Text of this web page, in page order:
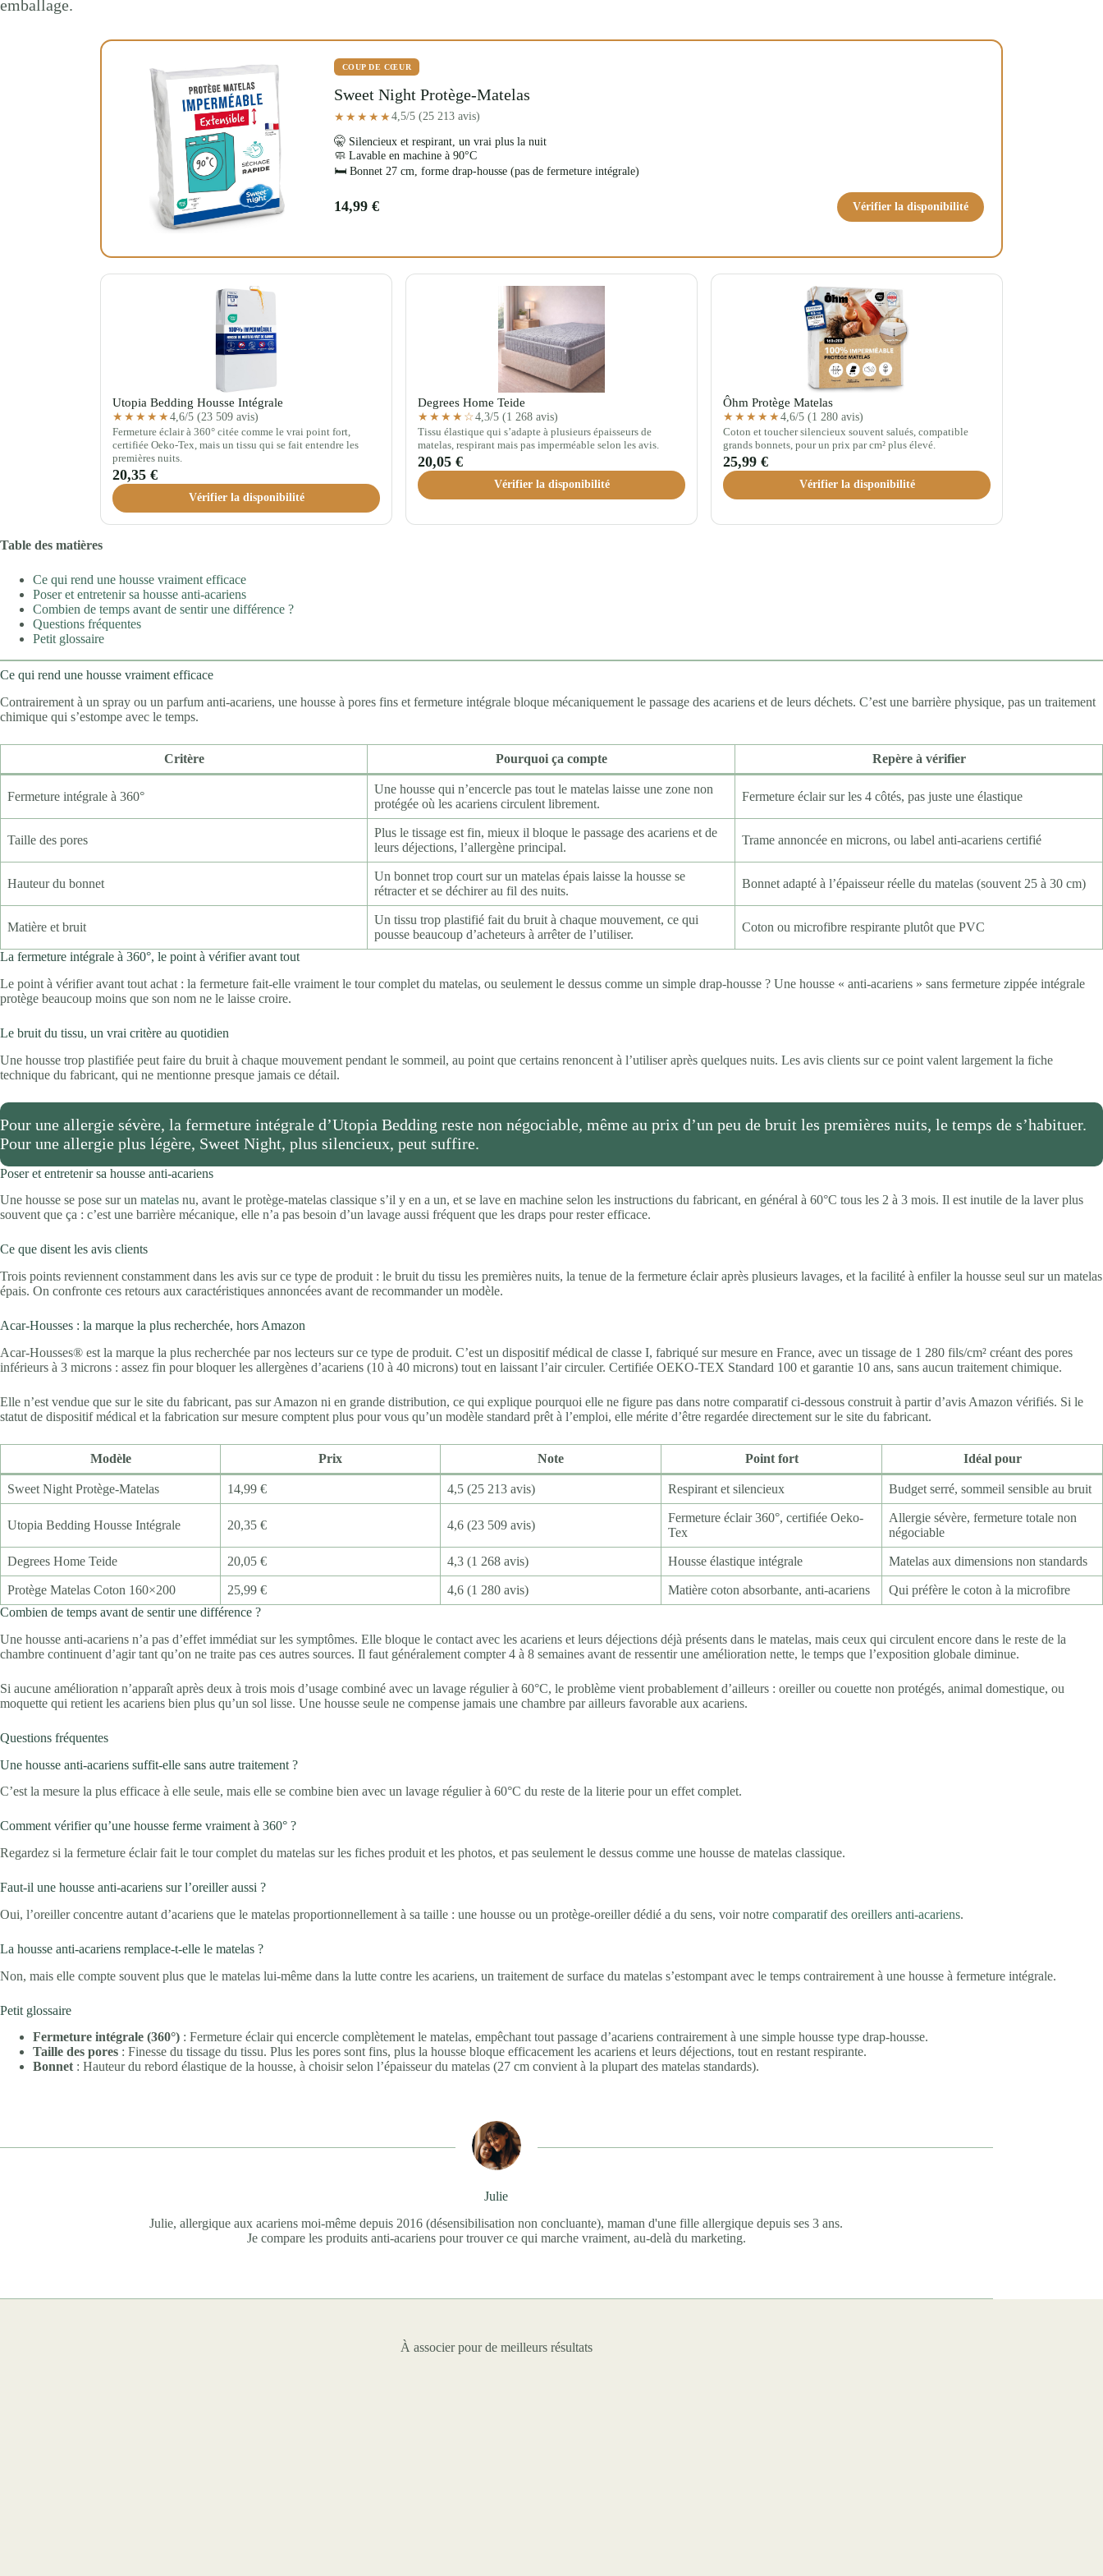
emballage.
COUP DE CŒUR
Sweet Night Protège-Matelas
★★★★★4,5/5 (25 213 avis)
🤫 Silencieux et respirant, un vrai plus la nuit
🧼 Lavable en machine à 90°C
🛏️ Bonnet 27 cm, forme drap-housse (pas de fermeture intégrale)
14,99 € Vérifier la disponibilité
Utopia Bedding Housse Intégrale
★★★★★4,6/5 (23 509 avis)
Fermeture éclair à 360° citée comme le vrai point fort,
certifiée Oeko-Tex, mais un tissu qui se fait entendre les
premières nuits.
20,35 €
Vérifier la disponibilité
Degrees Home Teide
★★★★☆4,3/5 (1 268 avis)
Tissu élastique qui s’adapte à plusieurs épaisseurs de
matelas, respirant mais pas imperméable selon les avis.
20,05 €
Vérifier la disponibilité
Ôhm Protège Matelas
★★★★★4,6/5 (1 280 avis)
Coton et toucher silencieux souvent salués, compatible
grands bonnets, pour un prix par cm² plus élevé.
25,99 €
Vérifier la disponibilité
Table des matières
Ce qui rend une housse vraiment efficace
Poser et entretenir sa housse anti-acariens
Combien de temps avant de sentir une différence ?
Questions fréquentes
Petit glossaire
Ce qui rend une housse vraiment efficace
Contrairement à un spray ou un parfum anti-acariens, une housse à pores fins et fermeture intégrale bloque mécaniquement le passage des acariens et de leurs déchets. C’est une barrière physique, pas un traitement
chimique qui s’estompe avec le temps.
Critère Pourquoi ça compte Repère à vérifier
Fermeture intégrale à 360°
Une housse qui n’encercle pas tout le matelas laisse une zone non
protégée où les acariens circulent librement.
Fermeture éclair sur les 4 côtés, pas juste une élastique
Taille des pores
Plus le tissage est fin, mieux il bloque le passage des acariens et de
leurs déjections, l’allergène principal.
Trame annoncée en microns, ou label anti-acariens certifié
Hauteur du bonnet
Un bonnet trop court sur un matelas épais laisse la housse se
rétracter et se déchirer au fil des nuits.
Bonnet adapté à l’épaisseur réelle du matelas (souvent 25 à 30 cm)
Matière et bruit
Un tissu trop plastifié fait du bruit à chaque mouvement, ce qui
pousse beaucoup d’acheteurs à arrêter de l’utiliser.
Coton ou microfibre respirante plutôt que PVC
La fermeture intégrale à 360°, le point à vérifier avant tout
Le point à vérifier avant tout achat : la fermeture fait-elle vraiment le tour complet du matelas, ou seulement le dessus comme un simple drap-housse ? Une housse « anti-acariens » sans fermeture zippée intégrale
protège beaucoup moins que son nom ne le laisse croire.
Le bruit du tissu, un vrai critère au quotidien
Une housse trop plastifiée peut faire du bruit à chaque mouvement pendant le sommeil, au point que certains renoncent à l’utiliser après quelques nuits. Les avis clients sur ce point valent largement la fiche
technique du fabricant, qui ne mentionne presque jamais ce détail.
Pour une allergie sévère, la fermeture intégrale d’Utopia Bedding reste non négociable, même au prix d’un peu de bruit les premières nuits, le temps de s’habituer.
Pour une allergie plus légère, Sweet Night, plus silencieux, peut suffire.
Poser et entretenir sa housse anti-acariens
Une housse se pose sur un matelas nu, avant le protège-matelas classique s’il y en a un, et se lave en machine selon les instructions du fabricant, en général à 60°C tous les 2 à 3 mois. Il est inutile de la laver plus
souvent que ça : c’est une barrière mécanique, elle n’a pas besoin d’un lavage aussi fréquent que les draps pour rester efficace.
Ce que disent les avis clients
Trois points reviennent constamment dans les avis sur ce type de produit : le bruit du tissu les premières nuits, la tenue de la fermeture éclair après plusieurs lavages, et la facilité à enfiler la housse seul sur un matelas
épais. On confronte ces retours aux caractéristiques annoncées avant de recommander un modèle.
Acar-Housses : la marque la plus recherchée, hors Amazon
Acar-Housses® est la marque la plus recherchée par nos lecteurs sur ce type de produit. C’est un dispositif médical de classe I, fabriqué sur mesure en France, avec un tissage de 1 280 fils/cm² créant des pores
inférieurs à 3 microns : assez fin pour bloquer les allergènes d’acariens (10 à 40 microns) tout en laissant l’air circuler. Certifiée OEKO-TEX Standard 100 et garantie 10 ans, sans aucun traitement chimique.
Elle n’est vendue que sur le site du fabricant, pas sur Amazon ni en grande distribution, ce qui explique pourquoi elle ne figure pas dans notre comparatif ci-dessous construit à partir d’avis Amazon vérifiés. Si le
statut de dispositif médical et la fabrication sur mesure comptent plus pour vous qu’un modèle standard prêt à l’emploi, elle mérite d’être regardée directement sur le site du fabricant.
Modèle Prix Note Point fort Idéal pour
Sweet Night Protège-Matelas 14,99 € 4,5 (25 213 avis) Respirant et silencieux Budget serré, sommeil sensible au bruit
Utopia Bedding Housse Intégrale 20,35 € 4,6 (23 509 avis)
Fermeture éclair 360°, certifiée Oeko-
Tex
Allergie sévère, fermeture totale non
négociable
Degrees Home Teide 20,05 € 4,3 (1 268 avis) Housse élastique intégrale Matelas aux dimensions non standards
Protège Matelas Coton 160×200 25,99 € 4,6 (1 280 avis) Matière coton absorbante, anti-acariens
Qui préfère le coton à la microfibre
Combien de temps avant de sentir une différence ?
Une housse anti-acariens n’a pas d’effet immédiat sur les symptômes. Elle bloque le contact avec les acariens et leurs déjections déjà présents dans le matelas, mais ceux qui circulent encore dans le reste de la
chambre continuent d’agir tant qu’on ne traite pas ces autres sources. Il faut généralement compter 4 à 8 semaines avant de ressentir une amélioration nette, le temps que l’exposition globale diminue.
Si aucune amélioration n’apparaît après deux à trois mois d’usage combiné avec un lavage régulier à 60°C, le problème vient probablement d’ailleurs : oreiller ou couette non protégés, animal domestique, ou
moquette qui retient les acariens bien plus qu’un sol lisse. Une housse seule ne compense jamais une chambre par ailleurs favorable aux acariens.
Questions fréquentes
Une housse anti-acariens suffit-elle sans autre traitement ?
C’est la mesure la plus efficace à elle seule, mais elle se combine bien avec un lavage régulier à 60°C du reste de la literie pour un effet complet.
Comment vérifier qu’une housse ferme vraiment à 360° ?
Regardez si la fermeture éclair fait le tour complet du matelas sur les fiches produit et les photos, et pas seulement le dessus comme une housse de matelas classique.
Faut-il une housse anti-acariens sur l’oreiller aussi ?
Oui, l’oreiller concentre autant d’acariens que le matelas proportionnellement à sa taille : une housse ou un protège-oreiller dédié a du sens, voir notre comparatif des oreillers anti-acariens.
La housse anti-acariens remplace-t-elle le matelas ?
Non, mais elle compte souvent plus que le matelas lui-même dans la lutte contre les acariens, un traitement de surface du matelas s’estompant avec le temps contrairement à une housse à fermeture intégrale.
Petit glossaire
Fermeture intégrale (360°) : Fermeture éclair qui encercle complètement le matelas, empêchant tout passage d’acariens contrairement à une simple housse type drap-housse.
Taille des pores : Finesse du tissage du tissu. Plus les pores sont fins, plus la housse bloque efficacement les acariens et leurs déjections, tout en restant respirante.
Bonnet: Hauteur du rebord élastique de la housse, à choisir selon l’épaisseur du matelas (27 cm convient à la plupart des matelas standards).
Julie
Julie, allergique aux acariens moi-même depuis 2016 (désensibilisation non concluante), maman d'une fille allergique depuis ses 3 ans.
Je compare les produits anti-acariens pour trouver ce qui marche vraiment, au-delà du marketing.
À associer pour de meilleurs résultats